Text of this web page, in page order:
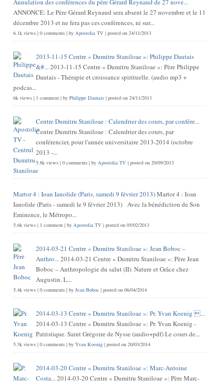
Annulation des conférences du père Gérard Reynaud de 27 nove...
ANNONCE: Le Père Gérard Reynaud sera absent le 27 novembre et le 11
décembre 2013 et ne fera pas ces conférences, ni sur...
6.1k views| 0 comments| by Apostolia TV | posted on 24/11/2013
2013-11-15 Centre « Dumitru Staniloae »: Philippe Dautais
&#...2013-11-15 Centre « Dumitru Staniloae »: Père Philippe
Dautais - Thérapie et croissance spirituelle. (audio mp3 +
podcas...
6k views| 1 comment| by Philippe Dautais| posted on 24/11/2013
Centre Dumitru Staniloae : Calendrier des cours, par confére...
Centre Dumitru Staniloae : Calendrier des cours, par
conférencier, pour l'année universitaire 2013-2014 (octobre
2013 -...
5.8k views| 0 comments| by Apostolia TV | posted on 20/09/2013
Martor 4 : Ioan Ianolide (Paris, samedi 9 février 2013)Martor 4 : Ioan
Ianolide (Paris - samedi le 9 février 2013) Avec la bénédiction de Son
Eminence, le Métropo...
5.6k views| 1 comment| by Apostolia TV | posted on 05/02/2013
2014-03-21 Centre « Dumitru Staniloae »: Jean Boboc –
Anthro...2014-03-21 Centre « Dumitru Staniloae »: Père Jean
Boboc – Anthropologie du salut (II). Nature et Grâce chez
Augustin. L...
5.4k views| 0 comments| by Jean Boboc | posted on 06/04/2014
2014-03-13 Centre « Dumitru Staniloae »: Pr. Yvan Koenig ...
2014-03-13 Centre « Dumitru Staniloae »: Pr. Yvan Koenig -
Patristique. Saint Grégoire de Nysse (audio+pdf) Le cours de...
5.3k views| 0 comments| by Yvan Koenig| posted on 20/03/2014
2014-03-20 Centre « Dumitru Staniloae »: Marc-Antoine
Costa...2014-03-20 Centre « Dumitru Staniloae »: Père Marc-